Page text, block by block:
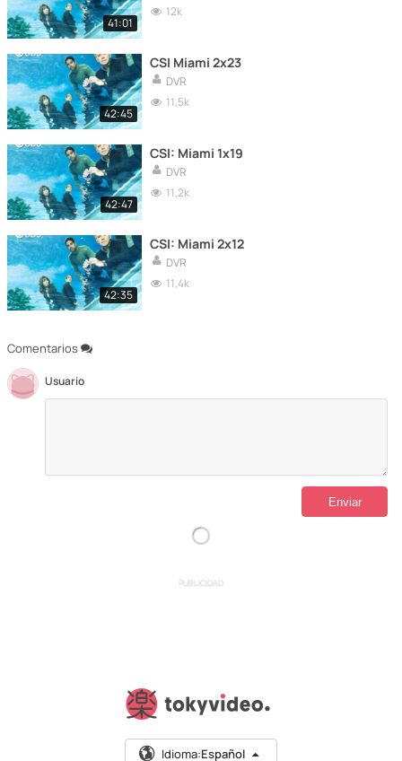
Comentarios
Usuario
41:01
12k
42:45
CSI Miami 2x23
DVR
11,5k
42:47
CSI: Miami 1x19
DVR
11,2k
42:35
CSI: Miami 2x12
DVR
11,4k
PUBLICIDAD
Idioma:Español